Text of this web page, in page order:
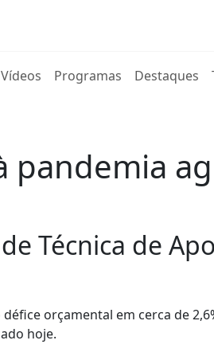
Vídeos Programas Destaques
pandemia
Técnica de
orçamental em cerca de
hoje.